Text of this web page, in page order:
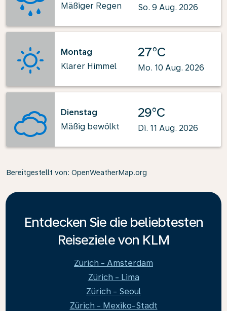
Mäßiger Regen
So. 9 Aug. 2026
Montag
Klarer Himmel
27°C
Mo. 10 Aug. 2026
Dienstag
Mäßig bewölkt
29°C
Di. 11 Aug. 2026
Bereitgestellt von: OpenWeatherMap.org
Entdecken Sie die beliebtesten
Reiseziele von KLM
Zürich - Amsterdam
Zürich - Lima
Zürich - Seoul
Zürich - Mexiko-Stadt